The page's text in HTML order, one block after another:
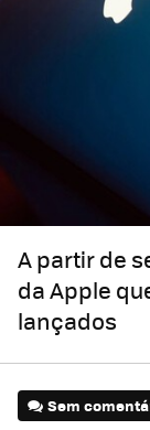
A partir de
da Apple
lançados
Sem